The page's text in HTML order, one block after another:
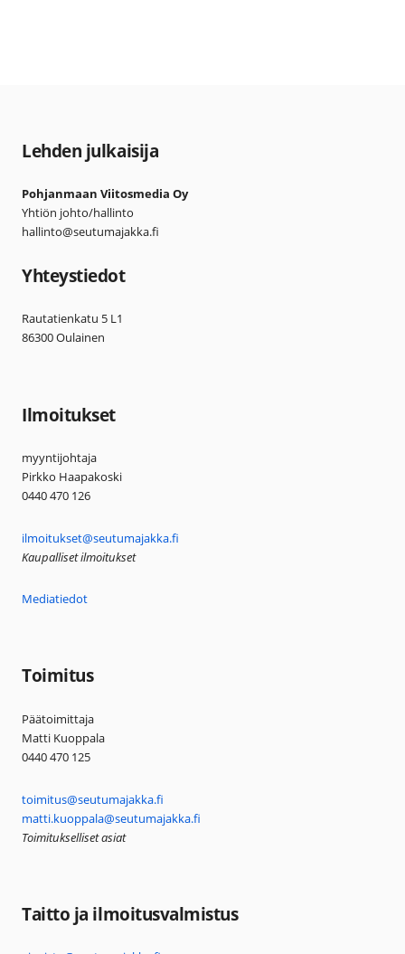
Lehden julkaisija
Pohjanmaan Viitosmedia Oy
Yhtiön johto/hallinto
hallinto@seutumajakka.fi
Yhteystiedot
Rautatienkatu 5 L1
86300 Oulainen
Ilmoitukset
myyntijohtaja
Pirkko Haapakoski
0440 470 126
ilmoitukset@seutumajakka.fi
Kaupalliset ilmoitukset
Mediatiedot
Toimitus
Päätoimittaja
Matti Kuoppala
0440 470 125
toimitus@seutumajakka.fi
matti.kuoppala@seutumajakka.fi
Toimitukselliset asiat
Taitto ja ilmoitusvalmistus